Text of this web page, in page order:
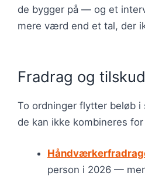
de bygger på — og et
mere værd end et tal, der
Fradrag og tilskud
To ordninger flytter beløb i
de kan ikke kombineres
person i 2026 —